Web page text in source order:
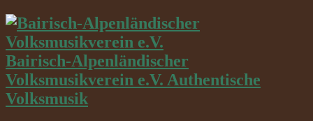
Bairisch-Alpenländischer
Volksmusikverein e.V. Authentische
Volksmusik